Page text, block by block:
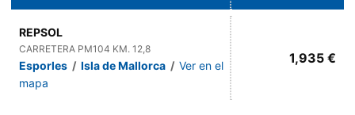
REPSOL
CARRETERA PM104 KM. 12,8
Esporles / Isla de Mallorca / Ver en el
mapa
1,935 €